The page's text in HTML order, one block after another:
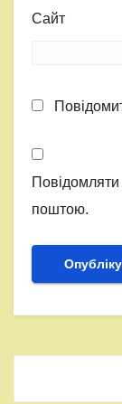
Сайт
поштою.